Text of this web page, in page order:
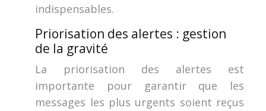
indispensables.
Priorisation des alertes : gestion
de la gravité
La priorisation des alertes est
importante pour garantir que les
messages les plus urgents soient reçus